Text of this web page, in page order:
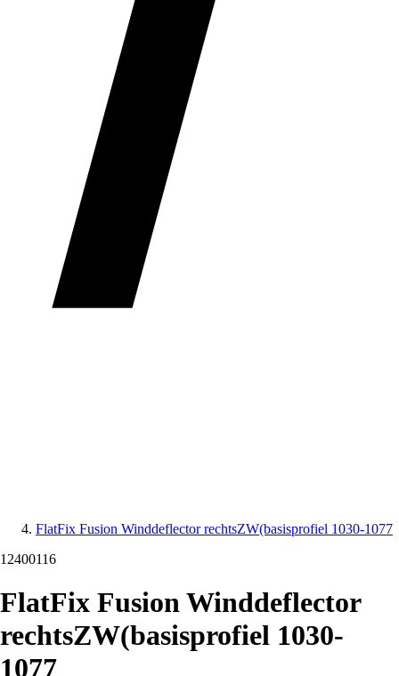
FlatFix Fusion Winddeflector rechtsZW(basisprofiel 1030-1077
12400116
FlatFix Fusion Winddeflector
rechtsZW(basisprofiel 1030-
1077